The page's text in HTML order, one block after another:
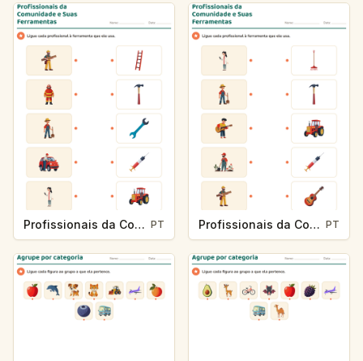
Profissionais da Comunidade e Suas Ferramentas PT Profissionais da Comunidade e Suas Ferramentas PT